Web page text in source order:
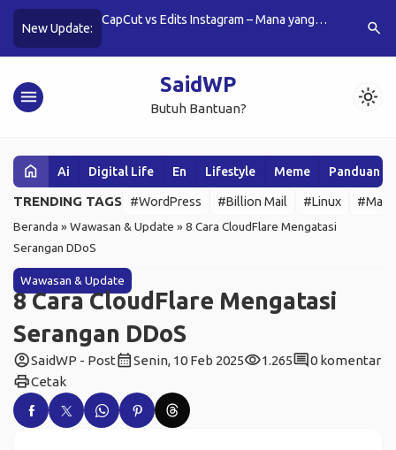
New Update:
– Mana yang
4 Step: How to Manage WordPress Using
Review
search
menu SaidWP
Butuh Bantuan? light_mode
home Ai Digital Life En Lifestyle Meme Panduan
TRENDING TAGS #WordPress #Billion Mail #Linux
#Mail
Beranda »Wawasan & Update »8 Cara CloudFlare Mengatasi
Serangan DDoS
Wawasan & Update
8 Cara CloudFlare Mengatasi
Serangan DDoS
account_circleSaidWP - Postcalendar_monthSenin, 10 Feb 2025visibility1.265comment0 komentar
printCetak